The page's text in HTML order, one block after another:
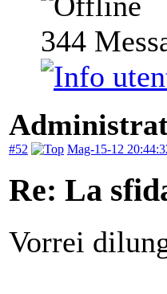
344
#52 Mag-15-12
Re: La
Vorrei